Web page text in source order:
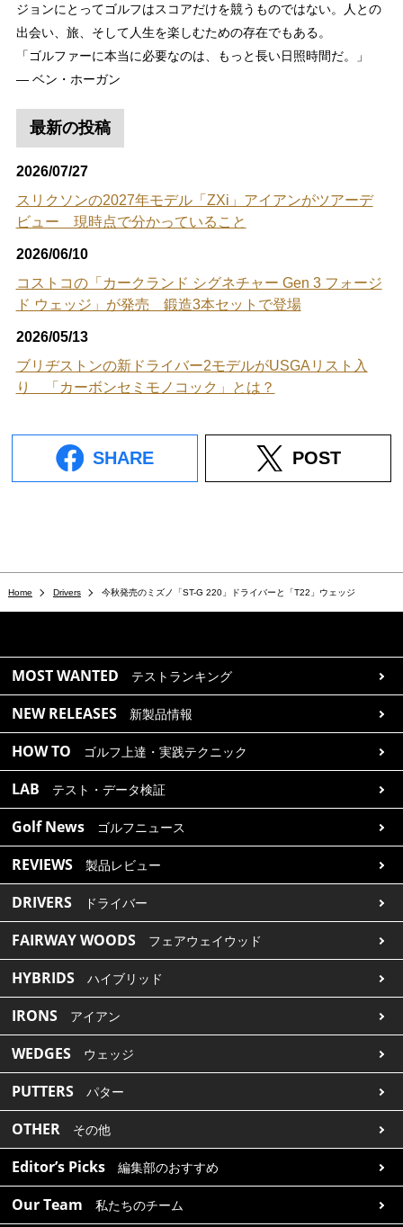
ジョンにとってゴルフはスコアだけを競うものではない。人との
出会い、旅、そして人生を楽しむための存在でもある。
「ゴルファーに本当に必要なのは、もっと長い日照時間だ。」
― ベン・ホーガン
最新の投稿
2026/07/27
スリクソンの2027年モデル「ZXi」アイアンがツアーデ
ビュー 現時点で分かっていること
2026/06/10
コストコの「カークランド シグネチャー Gen 3 フォージ
ド ウェッジ」が発売 鍛造3本セットで登場
2026/05/13
ブリヂストンの新ドライバー2モデルがUSGAリスト入
り 「カーボンセミモノコック」とは？
SHARE POST
Home Drivers 今秋発売のミズノ「ST-G 220」ドライバーと「T22」ウェッジ
MOST WANTED テストランキング
NEW RELEASES 新製品情報
HOW TO ゴルフ上達・実践テクニック
LAB テスト・データ検証
Golf News ゴルフニュース
REVIEWS 製品レビュー
DRIVERS ドライバー
FAIRWAY WOODS フェアウェイウッド
HYBRIDS ハイブリッド
IRONS アイアン
WEDGES ウェッジ
PUTTERS パター
OTHER その他
Editor’s Picks 編集部のおすすめ
Our Team 私たちのチーム